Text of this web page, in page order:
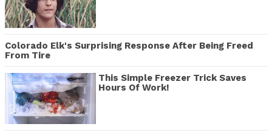
Colorado Elk's Surprising Response After Being Freed
From Tire
This Simple Freezer Trick Saves
Hours Of Work!